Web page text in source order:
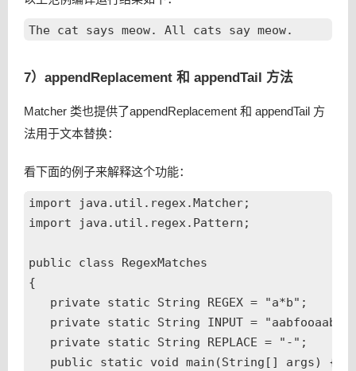
7）appendReplacement 和 appendTail 方法
Matcher 类也提供了appendReplacement 和 appendTail 方
法用于文本替换：
看下面的例子来解释这个功能：
import java.util.regex.Matcher;
import java.util.regex.Pattern;
public class RegexMatches
{
   private static String REGEX = "a*b";
private static String INPUT =
   private static String REPLACE = "-";
   public static void main(String[] args) {